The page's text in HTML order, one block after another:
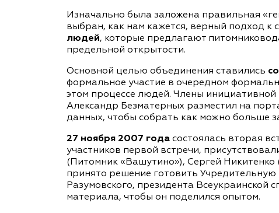
Изначально была заложена правильная
выбран, как нам кажется, верный подход к
людей, которые предлагают
предельной открытости.
Основной целью объединения ставились
формальное участие в очередном
этом процессе людей. Члены инициативной
Александр Безматерных разместил на
данных, чтобы собрать как можно больше
27 ноября 2007 года состоялась вторая
участников первой встречи,
(Питомник «Вашутино»), Сергей Никитенко
принято решение готовить
Разумовского, президента Всеукраинской
материала, чтобы он поделился опытом.